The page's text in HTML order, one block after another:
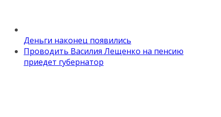
Деньги наконец появились
Проводить Василия Лещенко на пенсию
приедет губернатор